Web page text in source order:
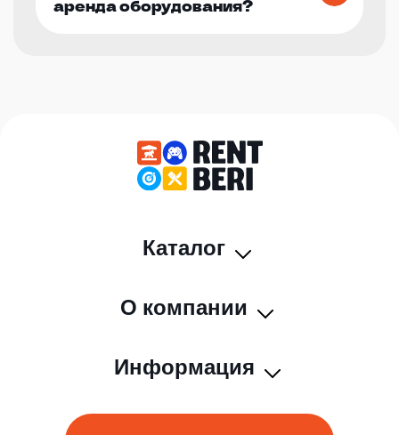
аренда оборудования?
Каталог
О компании
Информация